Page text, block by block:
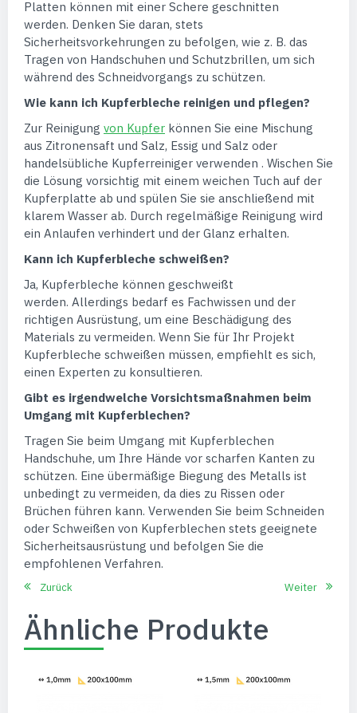
Platten können mit einer Schere geschnitten
werden. Denken Sie daran, stets
Sicherheitsvorkehrungen zu befolgen, wie z. B. das
Tragen von Handschuhen und Schutzbrillen, um sich
während des Schneidvorgangs zu schützen.
Wie kann ich Kupferbleche reinigen und pflegen?
Zur Reinigung von Kupfer können Sie eine Mischung
aus Zitronensaft und Salz, Essig und Salz oder
handelsübliche Kupferreiniger verwenden . Wischen Sie
die Lösung vorsichtig mit einem weichen Tuch auf der
Kupferplatte ab und spülen Sie sie anschließend mit
klarem Wasser ab. Durch regelmäßige Reinigung wird
ein Anlaufen verhindert und der Glanz erhalten.
Kann ich Kupferbleche schweißen?
Ja, Kupferbleche können geschweißt
werden. Allerdings bedarf es Fachwissen und der
richtigen Ausrüstung, um eine Beschädigung des
Materials zu vermeiden. Wenn Sie für Ihr Projekt
Kupferbleche schweißen müssen, empfiehlt es sich,
einen Experten zu konsultieren.
Gibt es irgendwelche Vorsichtsmaßnahmen beim
Umgang mit Kupferblechen?
Tragen Sie beim Umgang mit Kupferblechen
Handschuhe, um Ihre Hände vor scharfen Kanten zu
schützen. Eine übermäßige Biegung des Metalls ist
unbedingt zu vermeiden, da dies zu Rissen oder
Brüchen führen kann. Verwenden Sie beim Schneiden
oder Schweißen von Kupferblechen stets geeignete
Sicherheitsausrüstung und befolgen Sie die
empfohlenen Verfahren.
Zurück Weiter
Ähnliche Produkte